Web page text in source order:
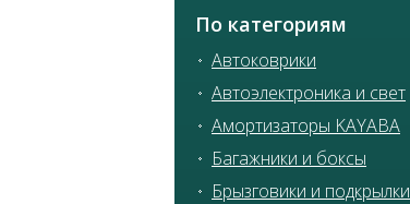
По категориям
Автоковрики
Автоэлектроника и свет
Амортизаторы KAYABA
Багажники и боксы
Брызговики и подкрылки